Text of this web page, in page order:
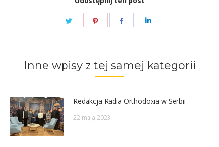
Share
Share
Share
Inne wpisy z tej samej kategorii
Redakcja Radia Orthodoxia w Serbii
22 maja 2023